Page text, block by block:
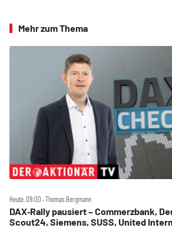
Mehr zum Thema
Heute, 09:00 ‧ Thomas Bergmann
DAX‑Rally pausiert – Commerzbank,
Scout24, Siemens, SUSS, United